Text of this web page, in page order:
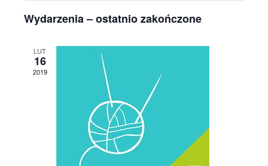
Wydarzenia
Wydarzenia – ostatnio zakończone
LUT
16
2019